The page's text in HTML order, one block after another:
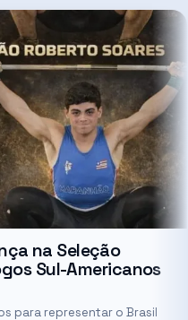
na Seleção
Sul-Americanos
para representar o Brasil